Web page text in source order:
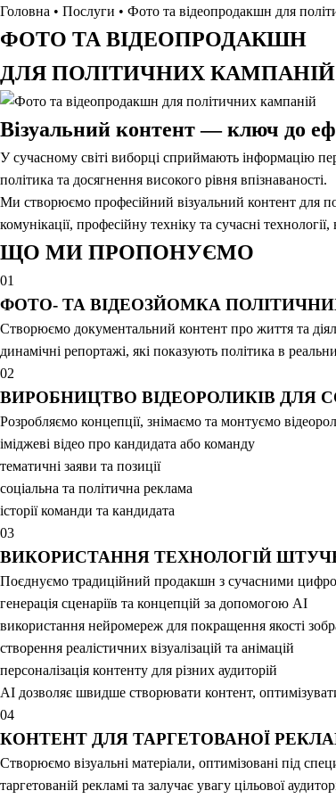
Головна • Послуги • Фото та відеопродакшн для
ФОТО ТА ВІДЕОПРОДАКШН
ДЛЯ ПОЛІТИЧНИХ КАМПАНІЙ
Візуальний контент — ключ до
У сучасному світі виборці сприймають інформацію
політика та досягнення високого рівня впізнаваності.
Ми створюємо професійний візуальний контент для
комунікації, професійну техніку та сучасні
ЩО МИ ПРОПОНУЄМО
01
ФОТО- ТА ВІДЕОЗЙОМКА
Створюємо документальний контент про життя та
динамічні репортажі, які показують політика в
02
ВИРОБНИЦТВО ВІДЕОРОЛИКІВ ДЛЯ
Розробляємо концепції, знімаємо та монтуємо
іміджеві відео про кандидата або команду
тематичні заяви та позиції
соціальна та політична реклама
історії команди та кандидата
03
ВИКОРИСТАННЯ ТЕХНОЛОГІЙ
Поєднуємо традиційний продакшн з сучасними
генерація сценаріїв та концепцій за допомогою AI
використання нейромереж для покращення якості
створення реалістичних візуалізацій та анімацій
персоналізація контенту для різних аудиторій
AI дозволяє швидше створювати контент,
04
КОНТЕНТ ДЛЯ ТАРГЕТОВАНОЇ
Створюємо візуальні матеріали, оптимізовані під
таргетованій рекламі та залучає увагу цільової